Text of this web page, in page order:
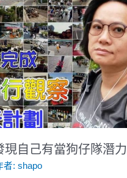
現自己有當狗仔隊潛力
者: shapo